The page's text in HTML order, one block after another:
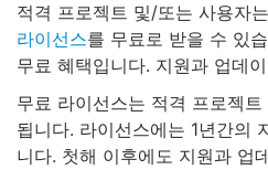
적격 프로젝트 및/또는 사용자
라이선스를 무료로 받을 수 있
무료 혜택입니다. 지원과 업데
무료 라이선스는 적격 프로젝
됩니다. 라이선스에는 1년간의
니다. 첫해 이후에도 지원과 업